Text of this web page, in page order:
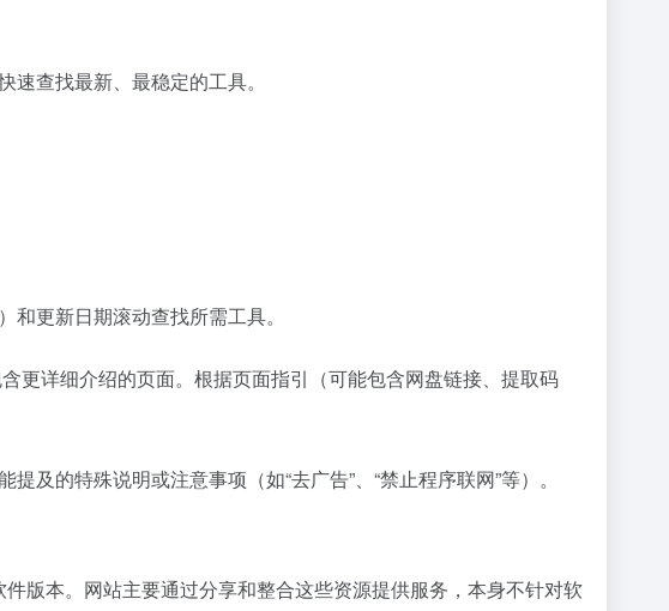
速查找最新、最稳定的工具。
更新日期滚动查找所需工具。
更详细介绍的页面。根据页面指引（可能包含网盘链接、提取码
及的特殊说明或注意事项（如“去广告”、“禁止程序联网”等）。
版本。网站主要通过分享和整合这些资源提供服务，本身不针对软